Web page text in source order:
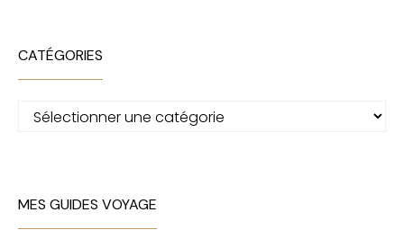
CATÉGORIES
Catégories
MES GUIDES VOYAGE